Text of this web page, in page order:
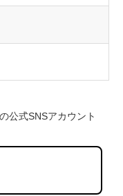
公式SNSアカウント